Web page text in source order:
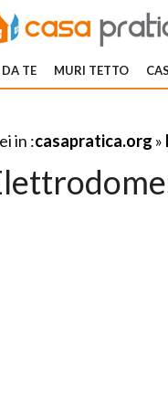
DA TE MURI TETTO
in :casapratica.org »